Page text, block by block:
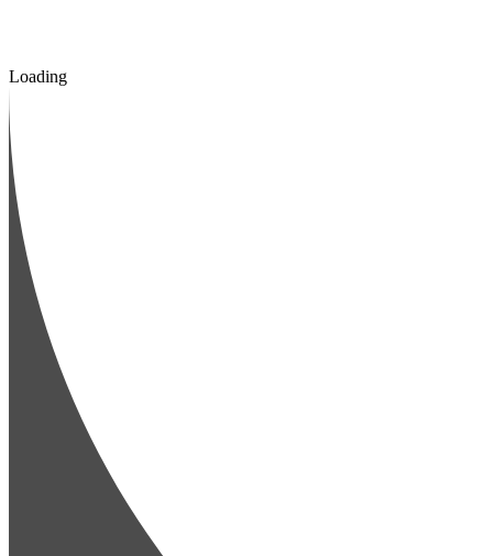
Loading